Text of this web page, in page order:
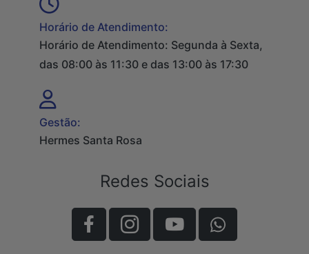
Horário de Atendimento:
Horário de Atendimento: Segunda à Sexta,
das 08:00 às 11:30 e das 13:00 às 17:30
Gestão:
Hermes Santa Rosa
Redes Sociais